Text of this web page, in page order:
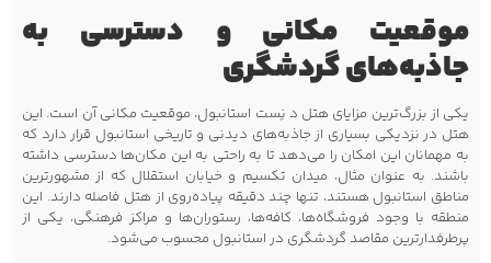
موقعیت مکانی و دسترسی به
جاذبه‌های گردشگری
یکی از بزرگ‌ترین مزایای هتل د نِست استانبول، موقعیت مکانی آن است. این
هتل در نزدیکی بسیاری از جاذبه‌های دیدنی و تاریخی استانبول قرار دارد که
به مهمانان این امکان را می‌دهد تا به راحتی به این مکان‌ها دسترسی داشته
باشند. به عنوان مثال، میدان تکسیم و خیابان استقلال که از مشهورترین
مناطق استانبول هستند، تنها چند دقیقه پیاده‌روی از هتل فاصله دارند. این
منطقه با وجود فروشگاه‌ها، کافه‌ها، رستوران‌ها و مراکز فرهنگی، یکی از
پرطرفدارترین مقاصد گردشگری در استانبول محسوب می‌شود.